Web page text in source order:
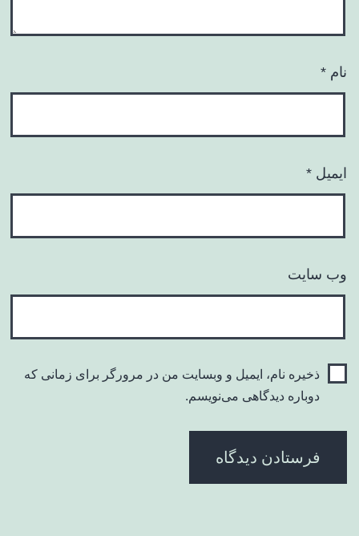
نام *
ایمیل *
وب‌ سایت
ذخیره نام، ایمیل و وبسایت من در مرورگر برای زمانی که
دوباره دیدگاهی می‌نویسم.